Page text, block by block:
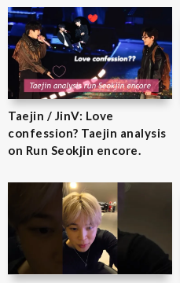
Taejin / JinV: Love
confession? Taejin analysis
on Run Seokjin encore.